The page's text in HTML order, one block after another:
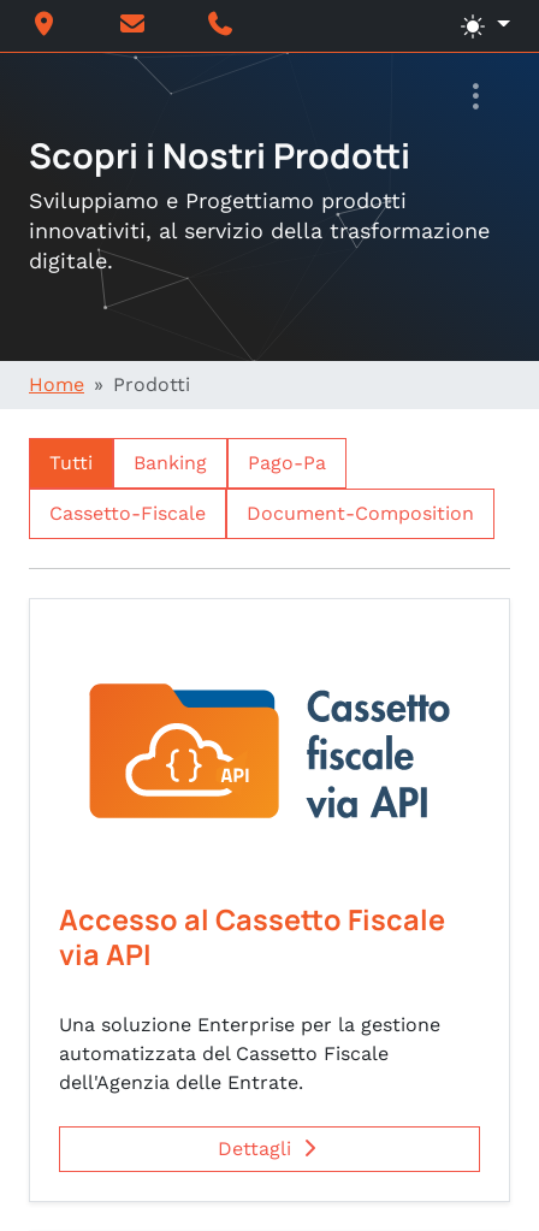
Scopri i Nostri Prodotti
Sviluppiamo e Progettiamo prodotti
innovativiti, al servizio della trasformazione
digitale.
Home Prodotti
Tutti Banking Pago-Pa
Cassetto-Fiscale Document-Composition
Accesso al Cassetto Fiscale
via API
Una soluzione Enterprise per la gestione
automatizzata del Cassetto Fiscale
dell'Agenzia delle Entrate.
Dettagli